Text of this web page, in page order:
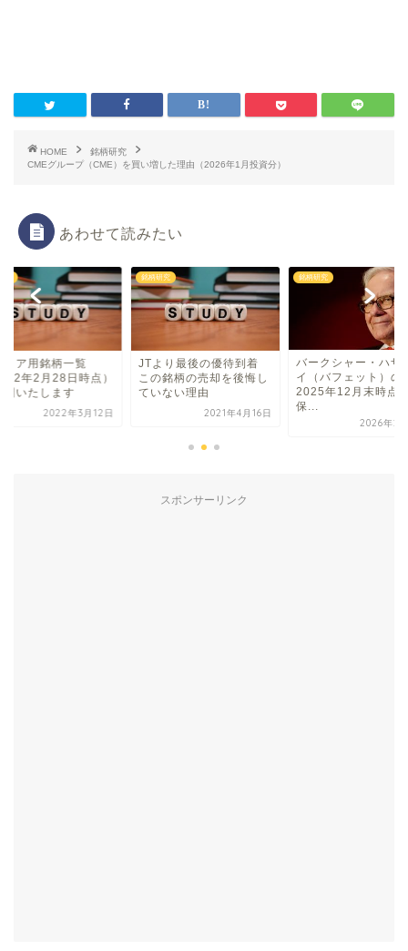
HOME
銘柄研究
CMEグループ（CME）を買い増した理由（2026年1月投資分）
あわせて読みたい
イア用銘柄一覧
年2月28日時点）
開いたします
2022年3月12日
銘柄研究
JTより最後の優待到着
この銘柄の売却を後悔し
ていない理由
2021年4月16日
銘柄研究
バークシャー・ハザ
イ（バフェット）の
2025年12月末時点
保...
2026年2
スポンサーリンク